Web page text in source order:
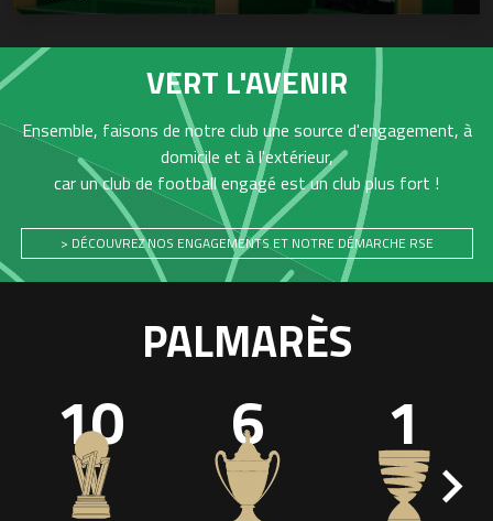
VERT L'AVENIR
Ensemble, faisons de notre club une source d'engagement, à
domicile et à l'extérieur,
car un club de football engagé est un club plus fort !
> DÉCOUVREZ NOS ENGAGEMENTS ET NOTRE DÉMARCHE RSE
PALMARÈS
10 6 1